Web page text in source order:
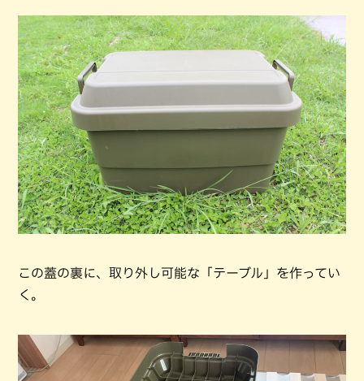
この蓋の裏に、取り外し可能な「テーブル」を作ってい
く。